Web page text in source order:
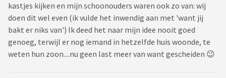
kastjes kijken en mijn schoonouders waren ook zo van: wij
doen dit wel even (ik vulde het inwendig aan met 'want jij
bakt er niks van') Ik deed het naar mijn idee nooit goed
genoeg, terwijl er nog iemand in hetzelfde huis woonde, te
weten hun zoon....nu geen last meer van want gescheiden 😉